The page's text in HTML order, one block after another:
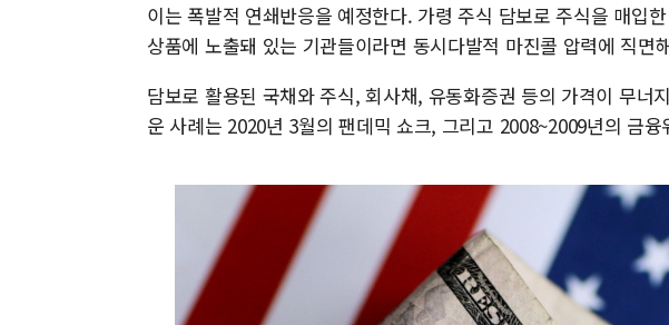
이는 폭발적 연쇄반응을 예정한다. 가령 주식 담보로 주식을 매입
상품에 노출돼 있는 기관들이라면 동시다발적 마진콜 압력에 직면
담보로 활용된 국채와 주식, 회사채, 유동화증권 등의 가격이 무너
운 사례는 2020년 3월의 팬데믹 쇼크, 그리고 2008~2009년의 금